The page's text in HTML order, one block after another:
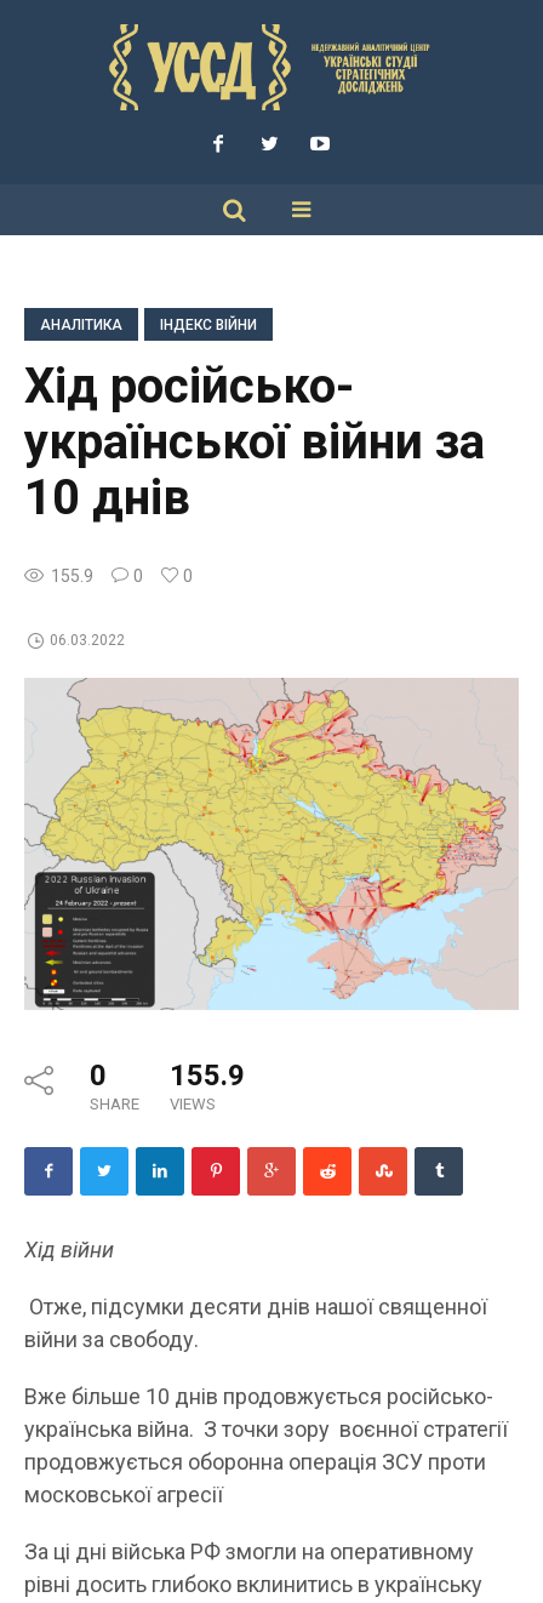
АНАЛІТИКА ІНДЕКС ВІЙНИ
Хід російсько-
української війни за
10 днів
155.9 0 0
06.03.2022
0
SHARE
155.9
VIEWS
Хід війни
Отже, підсумки десяти днів нашої священної
війни за свободу.
Вже більше 10 днів продовжується російсько-
українська війна. З точки зору воєнної стратегії
продовжується оборонна операція ЗСУ проти
московської агресії
За ці дні війська РФ змогли на оперативному
рівні досить глибоко вклинитись в українську